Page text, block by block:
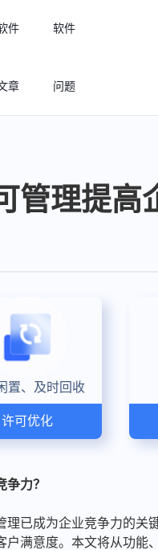
精细化管理
件
章
软件
问题
管理提高
置、及时回收
许可优化
力？
理已成为企业竞争力的关
满意度。本文将从功能